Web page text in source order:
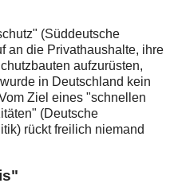
(Süddeutsche
an die Privathaushalte, ihre
aufzurüsten,
in Deutschland kein
Ziel eines "schnellen
(Deutsche
rückt freilich niemand